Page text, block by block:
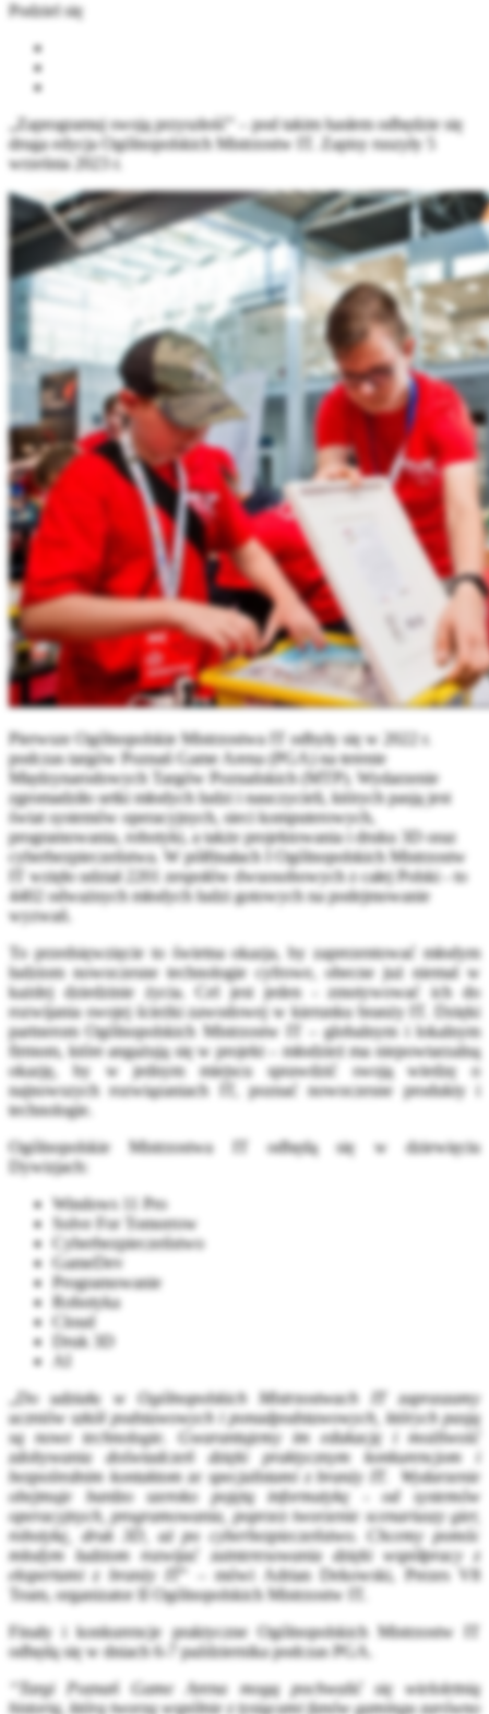
Podziel się
„Zaprogramuj swoją przyszłość” – pod takim hasłem odbędzie się
druga edycja Ogólnopolskich Mistrzostw IT. Zapisy ruszyły 5
września 2023 r.
Pierwsze Ogólnopolskie Mistrzostwa IT odbyły się w 2022 r.
podczas targów Poznań Game Arena (PGA) na terenie
Międzynarodowych Targów Poznańskich (MTP). Wydarzenie
zgromadziło setki młodych ludzi i nauczycieli, których pasją jest
świat systemów operacyjnych, sieci komputerowych,
programowania, robotyki, a także projektowania i druku 3D oraz
cyberbezpieczeństwa. W półfinałach I Ogólnopolskich Mistrzostw
IT wzięło udział 2201 zespołów dwuosobowych z całej Polski - to
4402 odważnych młodych ludzi gotowych na podejmowanie
wyzwań.
To przedsięwzięcie to świetna okazja, by zaprezentować młodym
ludziom nowoczesne technologie cyfrowe, obecne już niemal w
każdej dziedzinie życia. Cel jest jeden - zmotywować ich do
rozwijania swojej ścieżki zawodowej w kierunku branży IT. Dzięki
partnerom Ogólnopolskich Mistrzostw IT – globalnym i lokalnym
firmom, które angażują się w projekt – młodzież ma niepowtarzalną
okazję, by w jednym miejscu sprawdzić swoją wiedzę o
najnowszych rozwiązaniach IT, poznać nowoczesne produkty i
technologie.
Ogólnopolskie Mistrzostwa IT odbędą się w dziewięciu
Dywizjach:
Windows 11 Pro
Solve For Tomorrow
Cyberbezpieczeństwo
GameDev
Programowanie
Robotyka
Cloud
Druk 3D
AI
„Do udziału w Ogólnopolskich Mistrzostwach IT zapraszamy
uczniów szkół podstawowych i ponadpodstawowych, których pasją
są nowe technologie. Gwarantujemy im edukację i możliwość
zdobywania doświadczeń dzięki praktycznym konkurencjom i
bezpośrednim kontaktom ze specjalistami z branży IT. Wydarzenie
obejmuje bardzo szeroko pojętą informatykę - od systemów
operacyjnych, programowania, poprzez tworzenie scenariuszy gier,
robotykę, druk 3D, aż po cyberbezpieczeństwo. Chcemy pomóc
młodym ludziom rozwijać zainteresowania dzięki współpracy z
ekspertami z branży IT” – mówi Adrian Dekowski, Prezes V8
Team, organizator II Ogólnopolskich Mistrzostw IT.
Finały i konkurencje praktyczne Ogólnopolskich Mistrzostw IT
odbędą się w dniach 6-7 października podczas PGA.
“Targi Poznań Game Arena mogą pochwalić się wieloletnią
historią, którą tworzą wspólnie z tysiącami fanów gamingu zarówno